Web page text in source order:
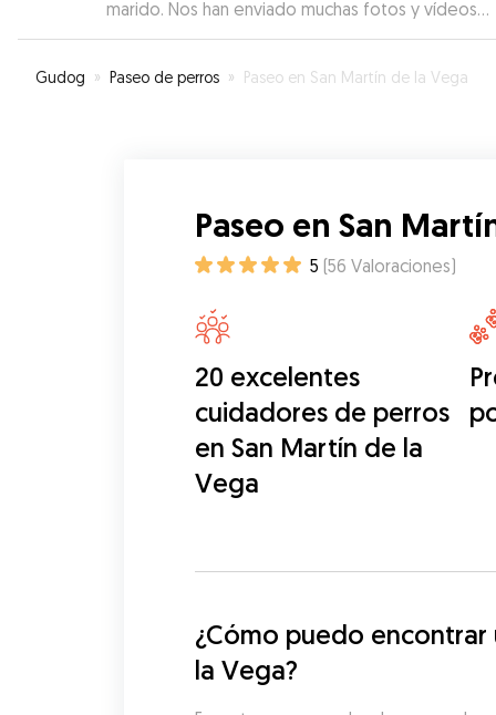
marido. Nos han enviado muchas fotos y vídeos
durante los dos días que ha estado allí , así
Encantados, los recomendamos totalmente.”
Gudog » Paseo de perros » Paseo en San Martín de la Vega
Paseo en San
5 (56 Valoraciones)
20 excelentes
cuidadores de perros
en San Martín de la
Vega
¿Cómo puedo
la Vega?